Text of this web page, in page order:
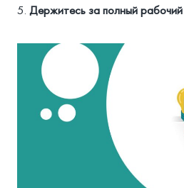
Держитесь за полный